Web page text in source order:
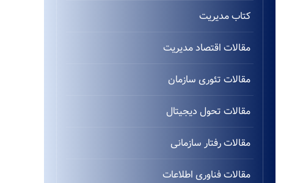
کتاب مدیریت
مقالات اقتصاد مدیریت
مقالات تئوری سازمان
مقالات تحول دیجیتال
مقالات رفتار سازمانی
مقالات فناوری اطلاعات